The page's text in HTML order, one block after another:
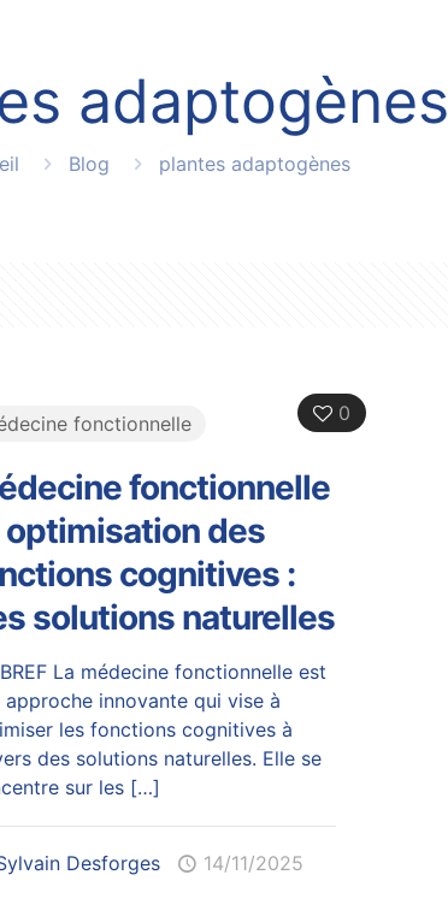
adaptogènes
Blog plantes adaptogènes
0
fonctionnelle
fonctionnelle
optimisation des
cognitives :
solutions naturelles
La médecine fonctionnelle est
approche innovante qui vise à
les fonctions cognitives à
des solutions naturelles. Elle se
sur les[…]
Desforges 14/11/2025